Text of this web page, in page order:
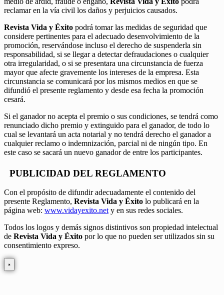
reclamar en la vía civil los daños y perjuicios causados.
Revista Vida y Éxito podrá tomar las medidas de seguridad que
considere pertinentes para el adecuado desenvolvimiento de la
promoción, reservándose incluso el derecho de suspenderla sin
responsabilidad, si se llegar a detectar defraudaciones o cualquier
otra irregularidad, o si se presentara una circunstancia de fuerza
mayor que afecte gravemente los intereses de la empresa. Esta
circunstancia se comunicará por los mismos medios en que se
difundió el presente reglamento y desde esa fecha la promoción
cesará.
Si el ganador no acepta el premio o sus condiciones, se tendrá como
renunciado dicho premio y extinguido para el ganador, de todo lo
cual se levantará un acta notarial y no tendrá derecho el ganador a
cualquier reclamo o indemnización, parcial ni de ningún tipo. En
este caso se sacará un nuevo ganador de entre los participantes.
PUBLICIDAD DEL REGLAMENTO
Con el propósito de difundir adecuadamente el contenido del
presente Reglamento, Revista Vida y Éxito lo publicará en la
página web: www.vidayexito.nety en sus redes sociales.
Todos los logos y demás signos distintivos son propiedad intelectual
de Revista Vida y Éxito por lo que no pueden ser utilizados sin su
consentimiento expreso.
×